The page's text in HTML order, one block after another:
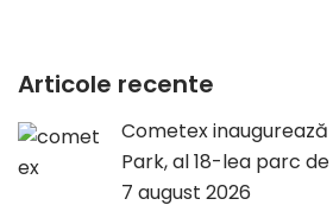
Articole recente
Cometex
Park, al 18-lea parc
7 august 2026